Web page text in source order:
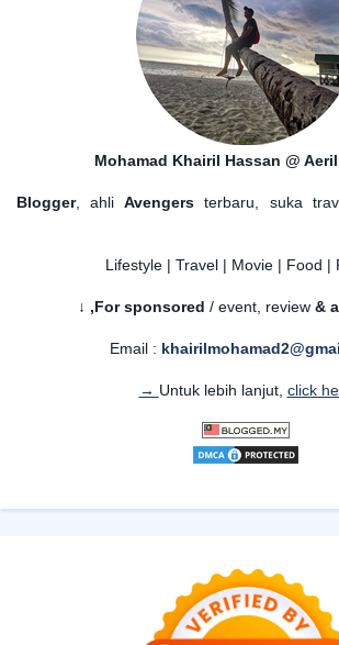
Mohamad Khairil Hassan @
Blogger, ahliAvengers terbaru, suka
Lifestyle | Travel | Movie | Food |
For sponsored / event, review &
↓
Email :
Untuk lebih lanjut, click